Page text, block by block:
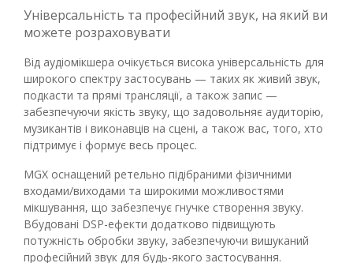
Універсальність та професійний звук, на який ви
можете розраховувати
Від аудіомікшера очікується висока універсальність для
широкого спектру застосувань — таких як живий звук,
подкасти та прямі трансляції, а також запис —
забезпечуючи якість звуку, що задовольняє аудиторію,
музикантів і виконавців на сцені, а також вас, того, хто
підтримує і формує весь процес.
MGX оснащений ретельно підібраними фізичними
входами/виходами та широкими можливостями
мікшування, що забезпечує гнучке створення звуку.
Вбудовані DSP-ефекти додатково підвищують
потужність обробки звуку, забезпечуючи вишуканий
професійний звук для будь-якого застосування.